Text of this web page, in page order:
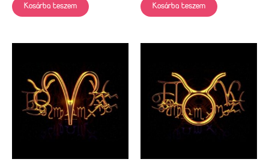
Kosárba teszem Kosárba teszem